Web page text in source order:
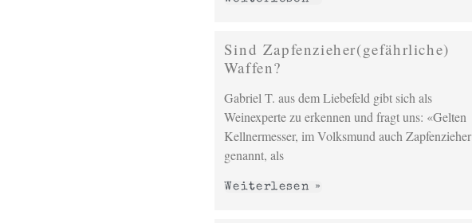
Sind Zapfenzieher(gefährliche)
Waffen?
Gabriel T. aus dem Liebefeld gibt sich als
Weinexperte zu erkennen und fragt uns: «Gelten
Kellnermesser, im Volksmund auch Zapfenzieher
genannt, als
Weiterlesen »